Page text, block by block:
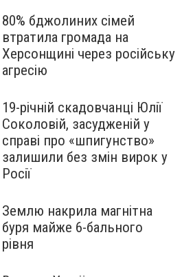
80% бджолиних сімей
втратила громада на
Херсонщині через російську
агресію
19-річній скадовчанці Юлії
Соколовій, засудженій у
справі про «шпигунство»
залишили без змін вирок у
Росії
Землю накрила магнітна
буря майже 6-бального
рівня